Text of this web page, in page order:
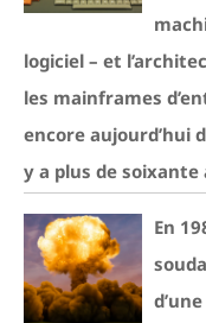
logiciel – et
les mainframes
encore aujourd’hui
y a plus de soixante
En